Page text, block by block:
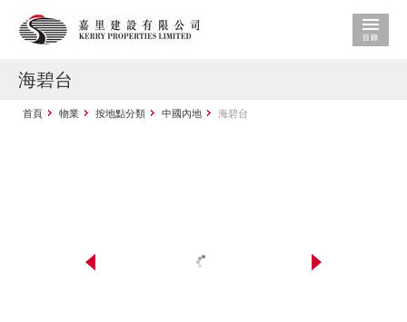
海碧台
首頁 物業 按地點分類 中國內地 海碧台